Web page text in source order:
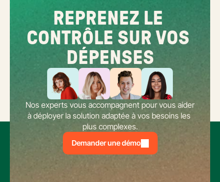
REPRENEZ LE
CONTRÔLE SUR VOS
DÉPENSES
Nos experts vous accompagnent pour vous aider
à déployer la solution adaptée à vos besoins les
plus complexes.
Demander une démo